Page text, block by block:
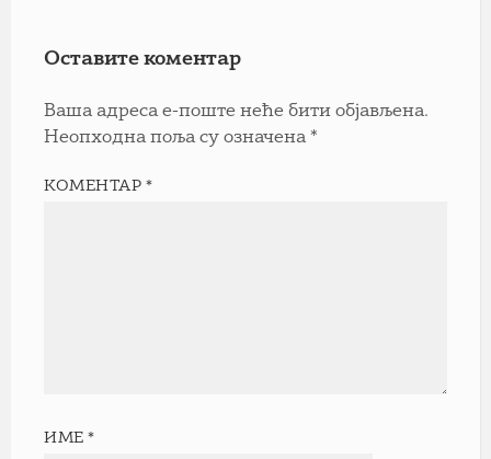
Оставите коментар
Ваша адреса е-поште неће бити објављена.
Неопходна поља су означена *
КОМЕНТАР*
ИМЕ*